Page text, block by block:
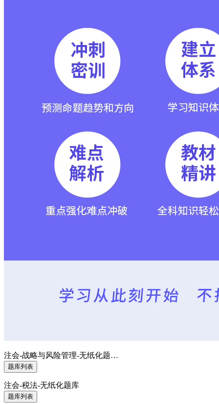
注会-战略与风险管理-无纸化题…
题库列表
注会-税法-无纸化题库
题库列表